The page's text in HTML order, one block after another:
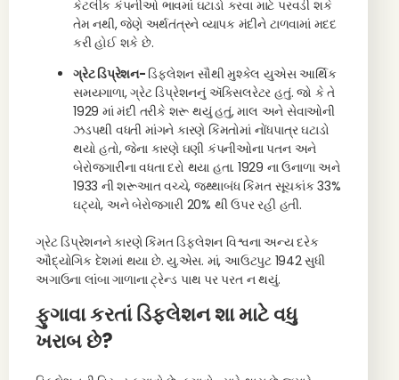
કેટલીક કંપનીઓ ભાવમાં ઘટાડો કરવા માટે પરવડી શકે
તેમ નથી, જેણે અર્થતંત્રને વ્યાપક મંદીને ટાળવામાં મદદ
કરી હોઈ શકે છે.
ગ્રેટ ડિપ્રેશન- ડિફ્લેશન સૌથી મુશ્કેલ યુએસ આર્થિક
સમયગાળા, ગ્રેટ ડિપ્રેશનનું ઍક્સિલરેટર હતું. જો કે તે
1929 માં મંદી તરીકે શરૂ થયું હતું, માલ અને સેવાઓની
ઝડપથી વધતી માંગને કારણે કિંમતોમાં નોંધપાત્ર ઘટાડો
થયો હતો, જેના કારણે ઘણી કંપનીઓના પતન અને
બેરોજગારીના વધતા દરો થયા હતા. 1929 ના ઉનાળા અને
1933 ની શરૂઆત વચ્ચે, જથ્થાબંધ કિંમત સૂચકાંક 33%
ઘટ્યો, અને બેરોજગારી 20% થી ઉપર રહી હતી.
ગ્રેટ ડિપ્રેશનને કારણે કિંમત ડિફ્લેશન વિશ્વના અન્ય દરેક
ઔદ્યોગિક દેશમાં થયા છે. યુ.એસ. માં, આઉટપુટ 1942 સુધી
અગાઉના લાંબા ગાળાના ટ્રેન્ડ પાથ પર પરત ન થયું.
ફુગાવા કરતાં ડિફ્લેશન શા માટે વધુ
ખરાબ છે?